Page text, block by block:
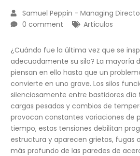
Samuel Peppin - Managing
0 comment
Artículos
¿Cuándo fue la última vez que se
adecuadamente su silo? La mayoría
piensan en ello hasta que un
convierte en uno grave. Los silos
silenciosamente entre bastidores día
cargas pesadas y cambios de
provocan constantes variaciones de
tiempo, estas tensiones debilitan
estructura y aparecen grietas, fugas
más profundo de las paredes de